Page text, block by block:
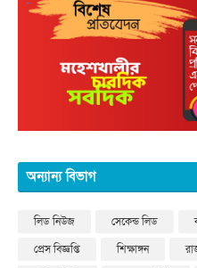
অন্যান্য বিভাগ
লিড নিউজ সেকেন্ড লিড
প্রেস বিজ্ঞপ্তি
শিক্ষাঙ্গন